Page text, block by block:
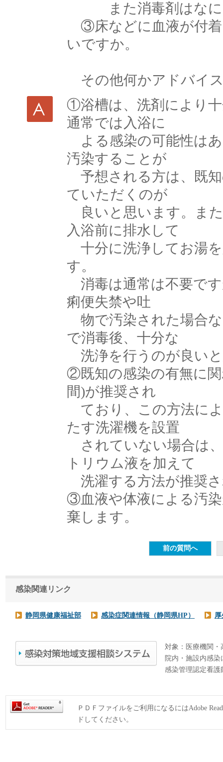
また消毒剤はなに
③床などに血液が付着
いですか。
その他何かアドバイ
①浴槽は、洗剤により
通常では入浴に
よる感染の可能性は
汚染することが
予想される方は、既
ていただくのが
良いと思います。ま
入浴前に排水して
十分に洗浄してお湯
す。
消毒は通常は不要で
痢便失禁や吐
物で汚染された場合
で消毒後、十分な
洗浄を行うのが良い
②既知の感染の有無に
間)が推奨され
ており、この方法に
たす洗濯機を設置
されていない場合は、
トリウム液を加えて
洗濯する方法が推奨
③血液や体液による汚
棄します。
感染関連リンク
静岡県健康福祉部 感染症関連情報（静岡県HP）
対象：医療機関・
院内・施設内感
感染管理認定看
ＰＤＦファイルをご利用になるにはAdobe
ドしてください。